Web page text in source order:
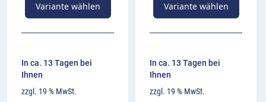
Variante wählen
In ca. 13 Tagen bei
Ihnen
zzgl. 19 % MwSt.
Variante wählen
In ca. 13 Tagen bei
Ihnen
zzgl. 19 % MwSt.